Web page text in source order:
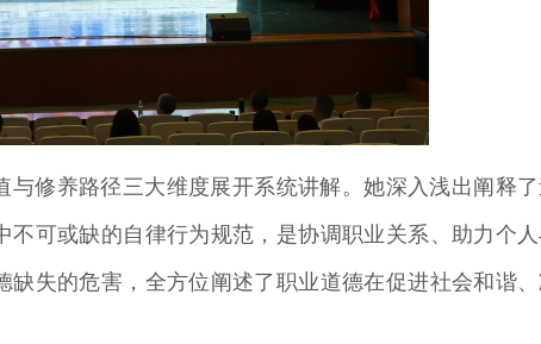
修养路径三大维度展开系统讲解。她深入浅出阐释
可或缺的自律行为规范，是协调职业关系、助力个
失的危害，全方位阐述了职业道德在促进社会和谐